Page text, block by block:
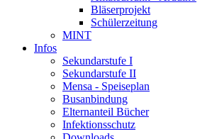
Bläserprojekt
Schülerzeitung
MINT
Infos
Sekundarstufe I
Sekundarstufe II
Mensa - Speiseplan
Busanbindung
Elternanteil Bücher
Infektionsschutz